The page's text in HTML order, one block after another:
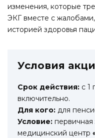
изменения, которые
ЭКГ вместе с
историей здоровья
Условия
Срок действия: с 1
включительно.
Для кого: для
Условие: первичная
медицинский центр